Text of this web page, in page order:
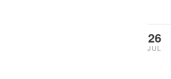
26
JUL